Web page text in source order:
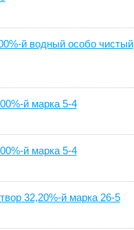
й водный особо чистый
й марка 5-4
й марка 5-4
32,20%-й марка 26-5